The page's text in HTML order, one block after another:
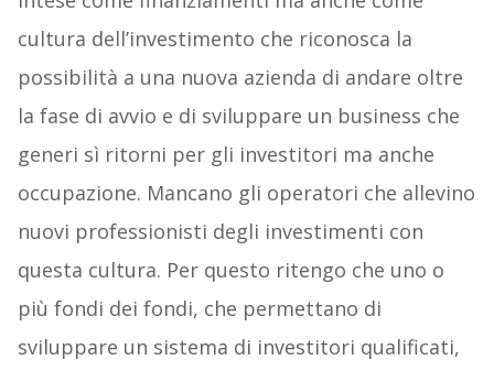
cultura dell’investimento che riconosca la
possibilità a una nuova azienda di andare oltre
la fase di avvio e di sviluppare un business che
generi sì ritorni per gli investitori ma anche
occupazione. Mancano gli operatori che allevino
nuovi professionisti degli investimenti con
questa cultura. Per questo ritengo che uno o
più fondi dei fondi, che permettano di
sviluppare un sistema di investitori qualificati,